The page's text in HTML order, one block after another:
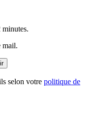
minutes.
mail.
selon votre politique de